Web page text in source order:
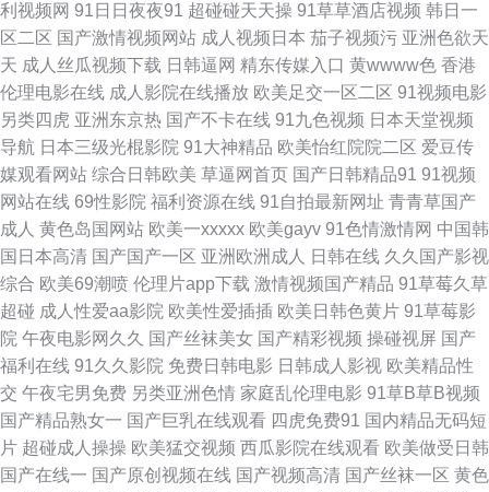
操鸡 日韩内地国产人成 五月天色图 亚洲天堂在线超吹 91传媒新数字化
AVTT色图 成人网在线播放 后入大屁股 欧美色频 日韩无码绯色av 在线成人
91视频永久网址 wwwcn色 豆花黄色片 黄色三级片yyc 欧美大色 日韩激情网
午夜福利院91N 自拍网站 91新片 超碰人人干人人摸 黄色色婷婷网站 男人天
堂黄色 日韩3级Av 性爱射精福利社 91福利在线看 99爱人人 超碰91吃瓜 国
产欧美一区在线 精品无码人妖 欧美性爱免费 日韩欧美骚精品 午夜激情爱爱
91黑料福利网 a级论理在线看 国产ts色色一区 激情另类 女人的天堂av网 日
本中文天堂 午夜香焦剧场 91插插插精品 91综合在线观看 超碰男人 激情小视
频91 男人社av 日韩色站导航 午夜激情影院 综合淫网 91这里 成人a在线网观
利视频网 91日日夜夜91 超碰碰天天操 91草草酒店视频 韩日一
区二区 国产激情视频网站 成人视频日本 茄子视频污 亚洲色欲天
天 成人丝瓜视频下载 日韩逼网 精东传媒入口 黄wwww色 香港
伦理电影在线 成人影院在线播放 欧美足交一区二区 91视频电影
另类四虎 亚洲东京热 国产不卡在线 91九色视频 日本天堂视频
导航 日本三级光棍影院 91大神精品 欧美怡红院院二区 爱豆传
媒观看网站 综合日韩欧美 草逼网首页 国产日韩精品91 91视频
网站在线 69性影院 福利资源在线 91自拍最新网址 青青草国产
成人 黄色岛国网站 欧美一xxxxx 欧美gayv 91色情激情网 中国韩
国日本高清 国产国产一区 亚洲欧洲成人 日韩在线 久久国产影视
综合 欧美69潮喷 伦理片app下载 激情视频国产精品 91草莓久草
超碰 成人性爱aa影院 欧美性爱插插 欧美日韩色黄片 91草莓影
院 午夜电影网久久 国产丝袜美女 国产精彩视频 操碰视屏 国产
福利在线 91久久影院 免费日韩电影 日韩成人影视 欧美精品性
交 午夜宅男免费 另类亚洲色情 家庭乱伦理电影 91草B草B视频
国产精品熟女一 国产巨乳在线观看 四虎免费91 国内精品无码短
片 超碰成人操操 欧美猛交视频 西瓜影院在线观看 欧美做受日韩
国产在线一 国产原创视频在线 国产视频高清 国产丝袜一区 黄色